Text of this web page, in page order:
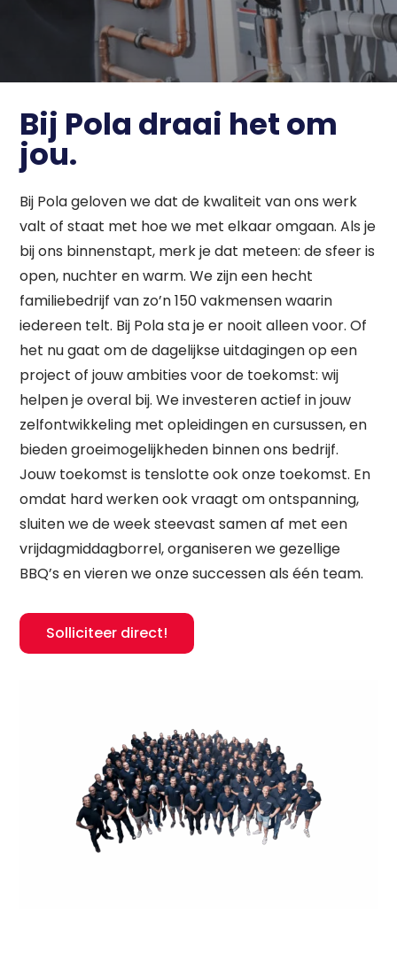
Bij Pola draai het om
jou.
Bij Pola geloven we dat de kwaliteit van ons werk
valt of staat met hoe we met elkaar omgaan. Als je
bij ons binnenstapt, merk je dat meteen: de sfeer is
open, nuchter en warm. We zijn een hecht
familiebedrijf van zo’n 150 vakmensen waarin
iedereen telt. Bij Pola sta je er nooit alleen voor. Of
het nu gaat om de dagelijkse uitdagingen op een
project of jouw ambities voor de toekomst: wij
helpen je overal bij. We investeren actief in jouw
zelfontwikkeling met opleidingen en cursussen, en
bieden groeimogelijkheden binnen ons bedrijf.
Jouw toekomst is tenslotte ook onze toekomst. En
omdat hard werken ook vraagt om ontspanning,
sluiten we de week steevast samen af met een
vrijdagmiddagborrel, organiseren we gezellige
BBQ’s en vieren we onze successen als één team.
Solliciteer direct!